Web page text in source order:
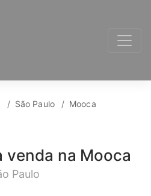
Venda,
São Paulo
Mooca
venda na Mooca
Paulo